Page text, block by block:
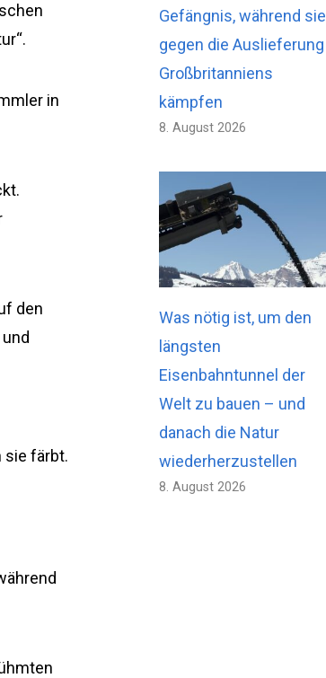
in
den
sie färbt.
Gefängnis, während sie
gegen die Auslieferung
Großbritanniens
kämpfen
8. August 2026
Was nötig ist, um den
längsten
Eisenbahntunnel der
Welt zu bauen – und
danach die Natur
wiederherzustellen
8. August 2026